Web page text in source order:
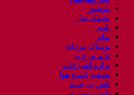
پتوشور
پشمک ساز
پلوپز
پنکه
پوشاک مردانه
تخم مرغ پز
ترازو آشپزخانه
تصفیه کننده هوا
تلفن بی سیم
تلفن رومیزی